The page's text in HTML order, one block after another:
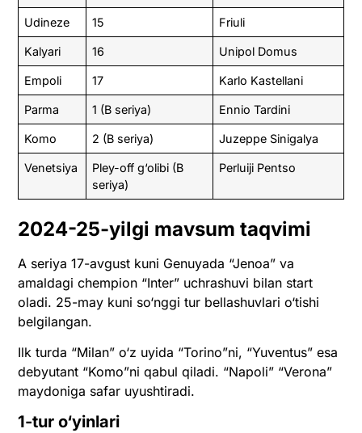
Udineze 15 Friuli
Kalyari 16 Unipol Domus
Empoli 17 Karlo Kastellani
Parma 1 (B seriya) Ennio Tardini
Komo 2 (B seriya) Juzeppe Sinigalya
Venetsiya
Pley-off g‘olibi (B
seriya)
Perluiji Pentso
2024-25-yilgi mavsum taqvimi
A seriya 17-avgust kuni Genuyada “Jenoa” va
amaldagi chempion “Inter” uchrashuvi bilan start
oladi. 25-may kuni so‘nggi tur bellashuvlari o‘tishi
belgilangan.
Ilk turda “Milan” o‘z uyida “Torino”ni, “Yuventus” esa
debyutant “Komo”ni qabul qiladi. “Napoli” “Verona”
maydoniga safar uyushtiradi.
1-tur o‘yinlari